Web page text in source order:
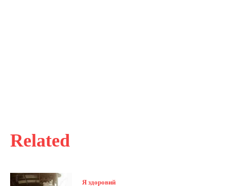
Related
Я здоровий